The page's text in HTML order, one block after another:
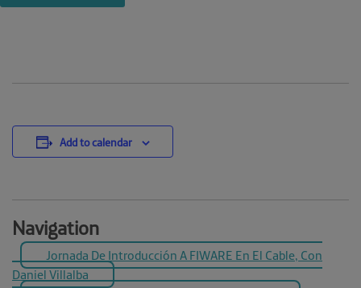
Add to calendar
Navigation
Jornada De Introducción A FIWARE En El Cable, Con
Daniel Villalba